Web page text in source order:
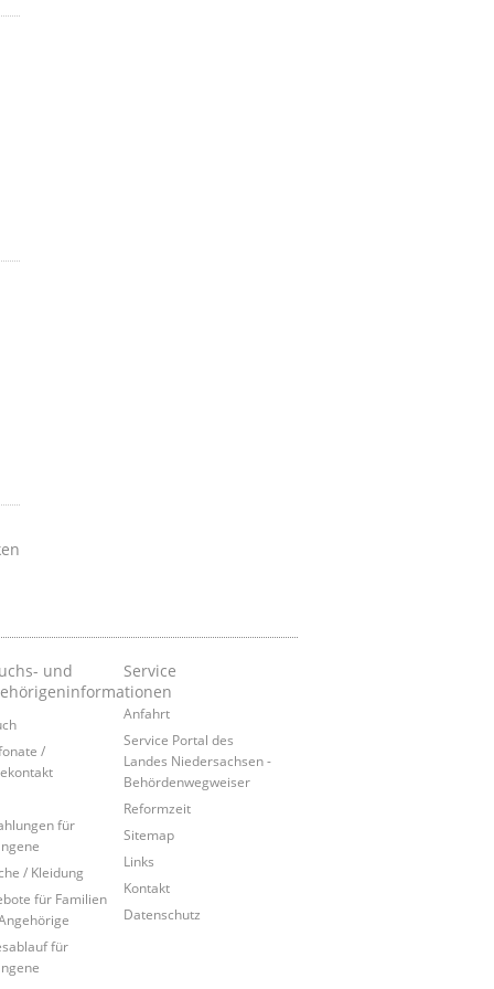
und
/
für
/ Kleidung
für Familien
für
Service
Anfahrt
Service Portal des
Landes Niedersachsen -
Behördenwegweiser
Reformzeit
Sitemap
Links
Kontakt
Datenschutz